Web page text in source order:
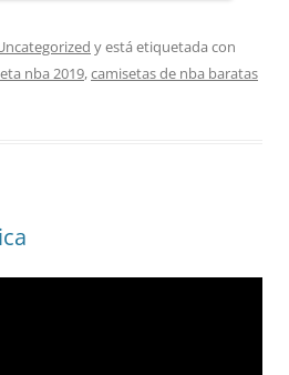
y está etiquetada con
nba 2019,camisetas de nba baratas